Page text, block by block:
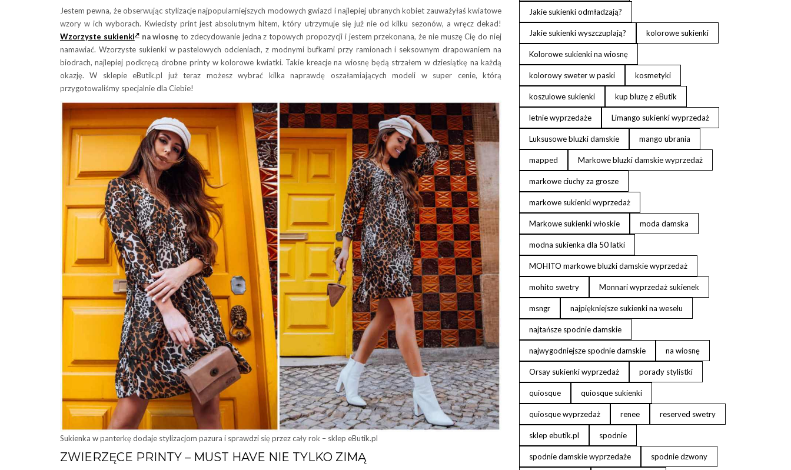
Jestem pewna, że obserwując stylizacje najpopularniejszych modowych gwiazd i najlepiej ubranych kobiet zauważyłaś kwiatowe
wzory w ich wyborach. Kwiecisty print jest absolutnym hitem, który utrzymuje się już nie od kilku sezonów, a wręcz dekad!
Wzorzyste sukienki na wiosnę to zdecydowanie jedna z topowych propozycji i jestem przekonana, że nie muszę Cię do niej
namawiać. Wzorzyste sukienki w pastelowych odcieniach, z modnymi bufkami przy ramionach i seksownym drapowaniem na
biodrach, najlepiej podkręcą drobne printy w kolorowe kwiatki. Takie kreacje na wiosnę będą strzałem w dziesiątkę na każdą
okazję. W sklepie eButik.pl już teraz możesz wybrać kilka naprawdę oszałamiających modeli w super cenie, którą
przygotowaliśmy specjalnie dla Ciebie!
Sukienka w panterkę dodaje stylizacjom pazura i sprawdzi się przez cały rok – sklep eButik.pl
ZWIERZĘCE PRINTY – MUST HAVE NIE TYLKO ZIMĄ
Jakie sukienki odmładzają?
Jakie sukienki wyszczuplają? kolorowe sukienki
Kolorowe sukienki na wiosnę
kolorowy sweter w paski kosmetyki
koszulowe sukienki kup bluzę z eButik
letnie wyprzedaże Limango sukienki wyprzedaż
Luksusowe bluzki damskie mango ubrania
mapped Markowe bluzki damskie wyprzedaż
markowe ciuchy za grosze
markowe sukienki wyprzedaż
Markowe sukienki włoskie moda damska
modna sukienka dla 50 latki
MOHITO markowe bluzki damskie wyprzedaż
mohito swetry Monnari wyprzedaż sukienek
msngr najpiękniejsze sukienki na weselu
najtańsze spodnie damskie
najwygodniejsze spodnie damskie na wiosnę
Orsay sukienki wyprzedaż porady stylistki
quiosque quiosque sukienki
quiosque wyprzedaż renee reserved swetry
sklep ebutik.pl spodnie
spodnie damskie wyprzedaże spodnie dzwony